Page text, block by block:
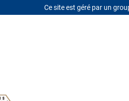
Ce site est géré par un